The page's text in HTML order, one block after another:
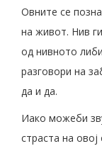
Овните се
на живот. Нив
од нивното
разговори на
да и да.
Иако можеби
страста на овој